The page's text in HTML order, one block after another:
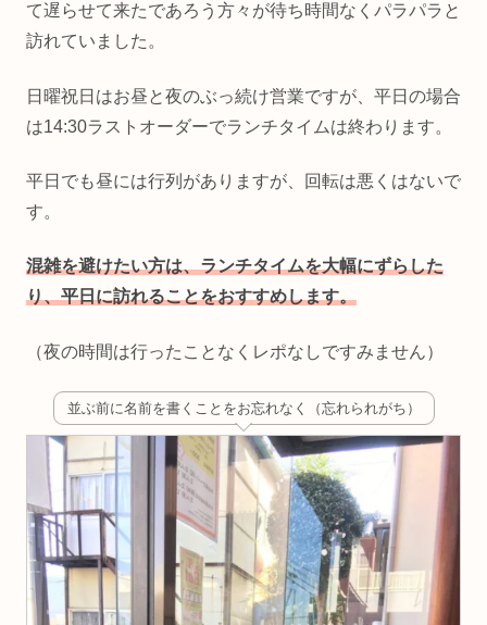
て遅らせて来たであろう方々が待ち時間なくパラパラと
訪れていました。
日曜祝日はお昼と夜のぶっ続け営業ですが、平日の場合
は14:30ラストオーダーでランチタイムは終わります。
平日でも昼には行列がありますが、回転は悪くはないで
す。
混雑を避けたい方は、ランチタイムを大幅にずらした
り、平日に訪れることをおすすめします。
（夜の時間は行ったことなくレポなしですみません）
並ぶ前に名前を書くことをお忘れなく（忘れられがち）